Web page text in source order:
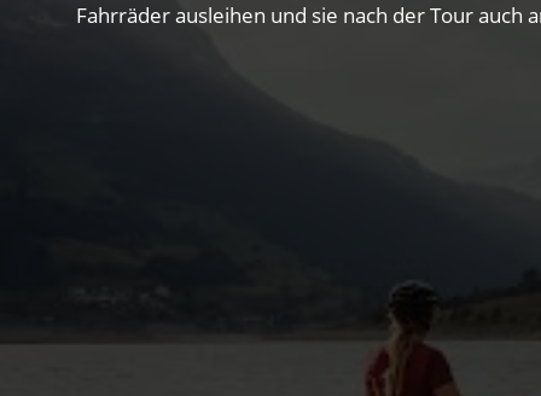
Fahrräder ausleihen und sie nach der Tour